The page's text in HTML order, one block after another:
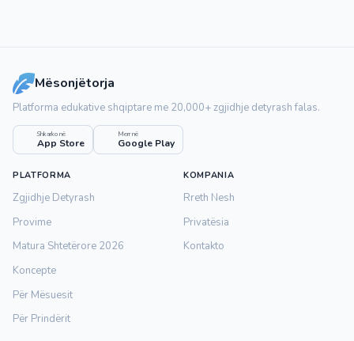
Mësonjëtorja
Platforma edukative shqiptare me 20,000+ zgjidhje detyrash falas.
Shkarko në
App Store
Merr në
Google Play
PLATFORMA
Zgjidhje Detyrash
Provime
Matura Shtetërore 2026
Koncepte
Për Mësuesit
Për Prindërit
KOMPANIA
Rreth Nesh
Privatësia
Kontakto